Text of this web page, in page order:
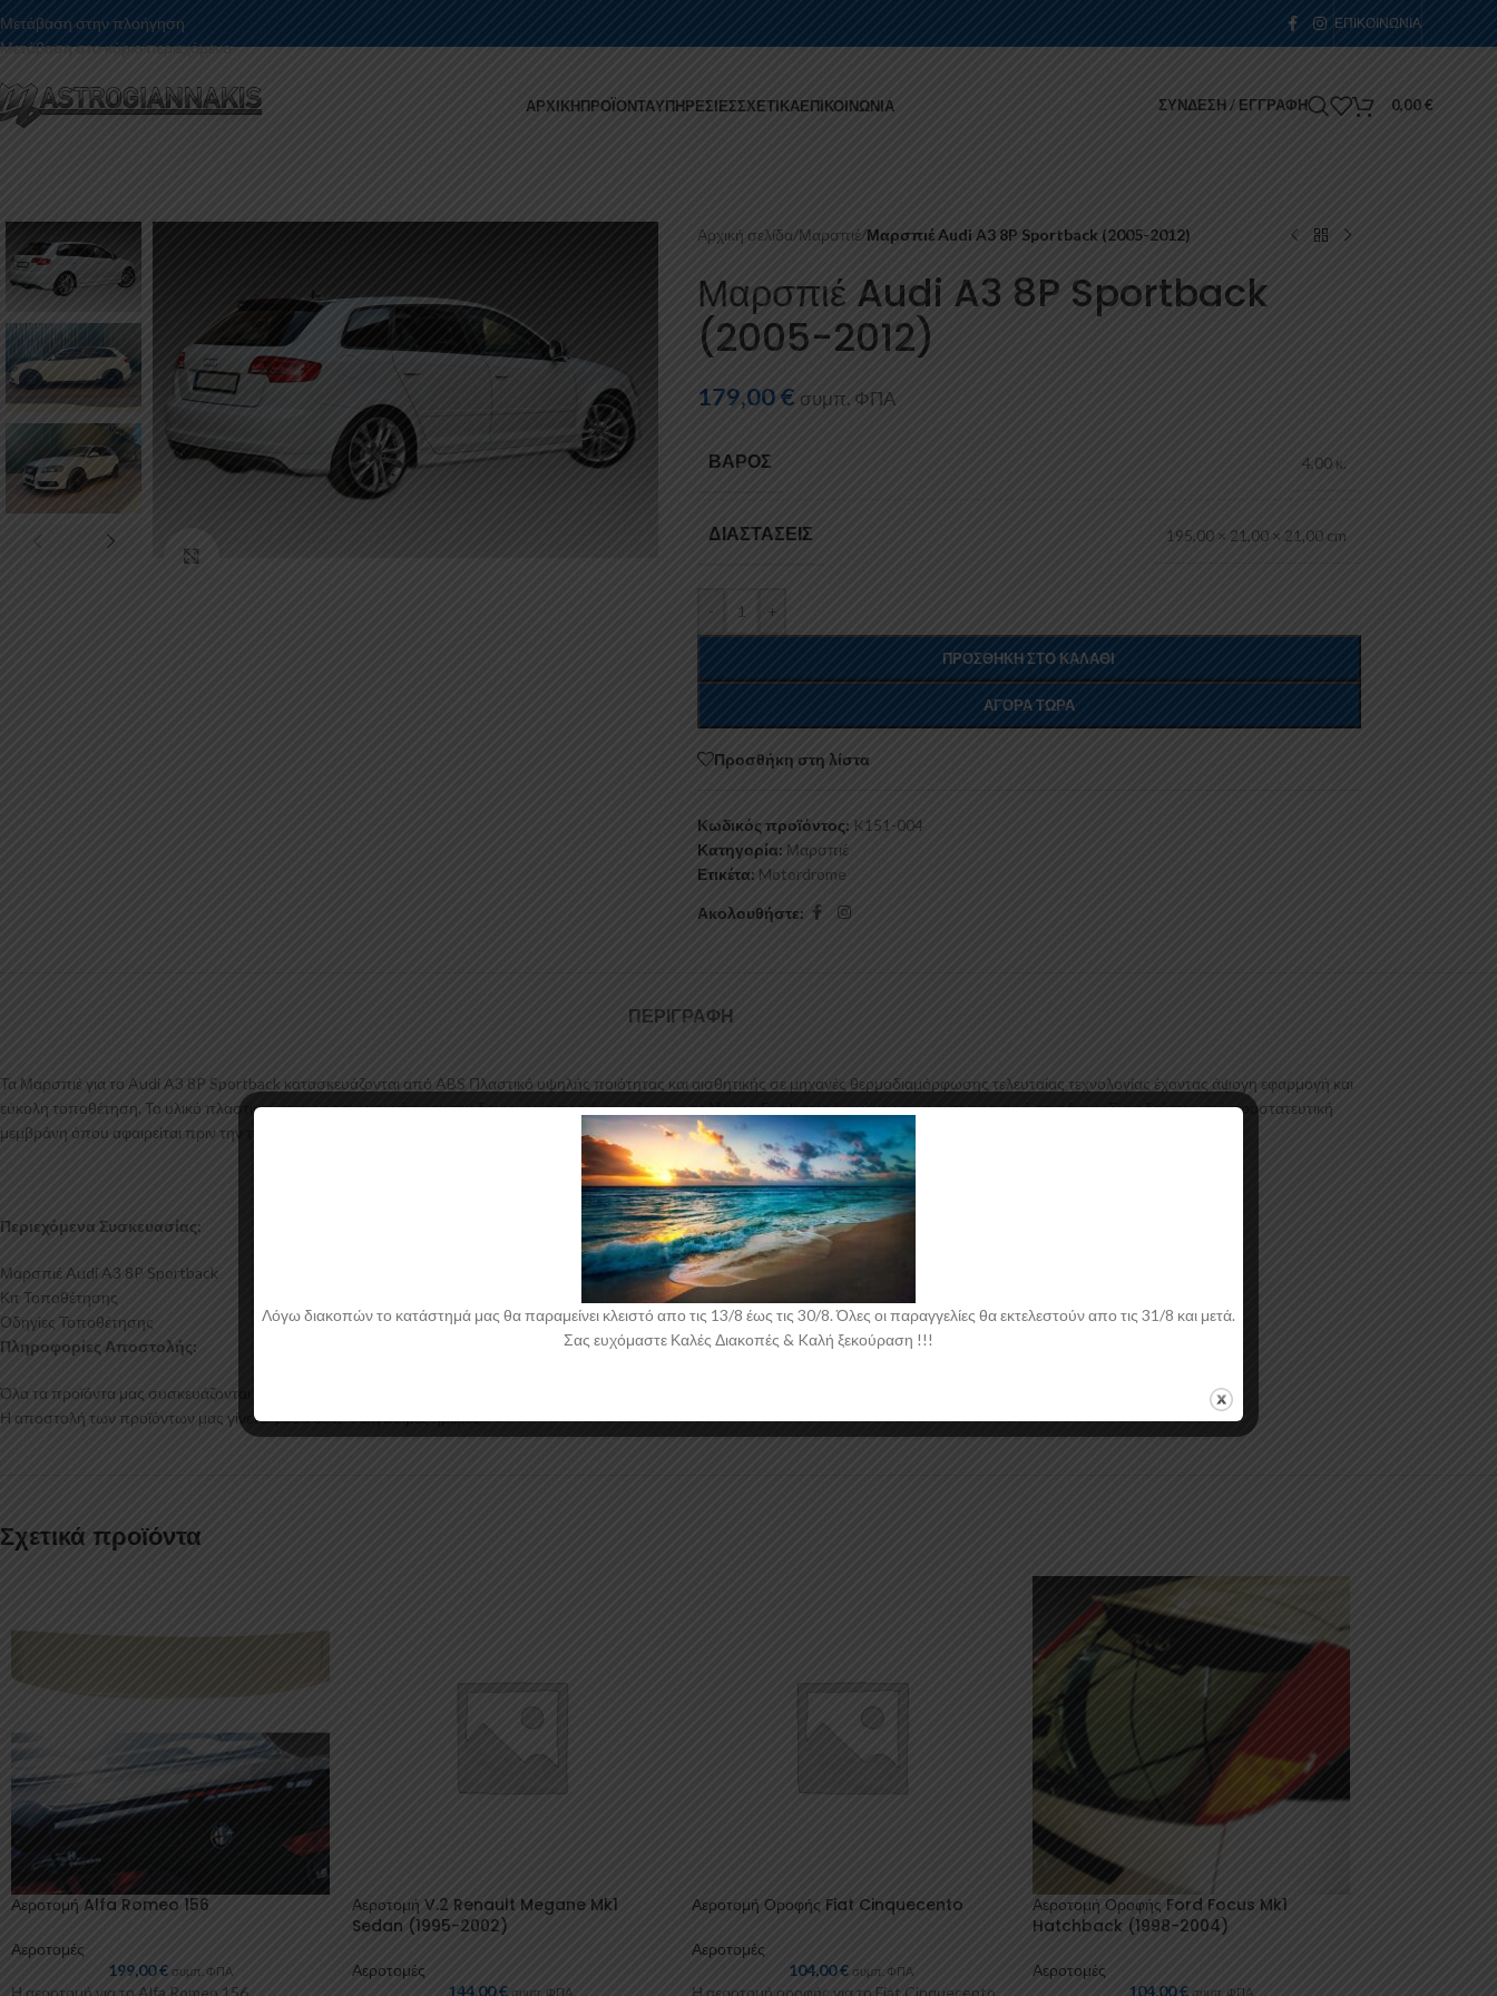
Μετάβαση στην πλοήγηση
Μετάβαση στο κύριο περιεχόμενο
ΕΠΙΚΟΙΝΩΝΊΑ
ΑΡΧΙΚΉΠΡΟΪΌΝΤΑΥΠΗΡΕΣΊΕΣΣΧΕΤΙΚΆΕΠΙΚΟΙΝΩΝΊΑ ΣΎΝΔΕΣΗ / ΕΓΓΡΑΦΉ 0,00€
Αρχική σελίδα/Μαρσπιέ/Μαρσπιέ Audi A3 8P Sportback (2005-2012)
Μαρσπιέ Audi A3 8P Sportback
(2005-2012)
179,00€ συμπ. ΦΠΑ
ΒΆΡΟΣ 4,00 κ.
ΔΙΑΣΤΆΣΕΙΣ 195,00 × 21,00 × 21,00 cm
- +
ΠΡΟΣΘΉΚΗ ΣΤΟ ΚΑΛΆΘΙ
ΑΓΟΡΆ ΤΏΡΑ
Προσθήκη στη λίστα
Κωδικός προϊόντος: K151-004
Κατηγορία: Μαρσπιέ
Ετικέτα: Motordrome
Ακολουθήστε:
ΠΕΡΙΓΡΑΦΉ
Τα Μαρσπιέ για το Audi A3 8P Sportback κατασκευάζονται από ABS Πλαστικό υψηλής ποιότητας και αισθητικής σε μηχανές θερμοδιαμόρφωσης τελευταίας τεχνολογίας έχοντας άψογη εφαρμογή και
εύκολη τοποθέτηση. Το υλικό πλαστικού που χρησιμοποιείται για την δημιουργία προϊόντων έρχεται σε Μαύρο Γυαλιστερό χρώμα και με αντιχαρακτική επιφάνεια. Συνοδεύεται από προστατευτική
μεμβράνη όπου αφαιρείται πριν την τοποθέτηση.
Περιεχόμενα Συσκευασίας:
Μαρσπιέ Audi A3 8P Sportback
Κιτ Τοποθέτησης
Οδηγίες Τοποθέτησης
Πληροφορίες Αποστολής:
Όλα τα προϊόντα μας συσκευάζονται και αποστέλλονται με προστατευτικό νάιλον μέσα στο κουτί τους για μεγαλύτερη ασφάλεια κατά την αποστολή.
Η αποστολή των προϊόντων μας γίνεται μέσα σε 2-4 εργάσιμες ημέρες.
Σχετικά προϊόντα
Αεροτομή Alfa Romeo 156
Αεροτομές
199,00€ συμπ. ΦΠΑ
Η αεροτομή για το Alfa Romeo 156
Αεροτομή V.2 Renault Megane Mk1
Sedan (1995-2002)
Αεροτομές
144,00€ συμπ. ΦΠΑ
Αεροτομή Οροφής Fiat Cinquecento
Αεροτομές
104,00€ συμπ. ΦΠΑ
Η αεροτομή οροφής για το Fiat Cinquecento
Αεροτομή Οροφής Ford Focus Mk1
Hatchback (1998-2004)
Αεροτομές
104,00€ συμπ. ΦΠΑ
Λόγω διακοπών το κατάστημά μας θα παραμείνει κλειστό απο τις 13/8 έως τις 30/8. Όλες οι παραγγελίες θα εκτελεστούν απο τις 31/8 και μετά.
Σας ευχόμαστε Καλές Διακοπές & Kαλή ξεκούραση !!!